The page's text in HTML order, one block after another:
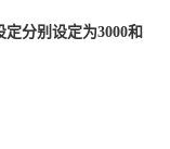
定分别设定为3000和